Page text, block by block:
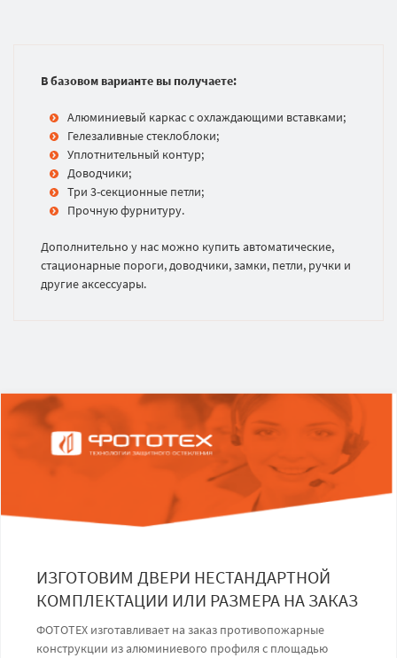
В базовом варианте вы получаете:
Алюминиевый каркас с охлаждающими вставками;
Гелезаливные стеклоблоки;
Уплотнительный контур;
Доводчики;
Три 3-секционные петли;
Прочную фурнитуру.
Дополнительно у нас можно купить автоматические,
стационарные пороги, доводчики, замки, петли, ручки и
другие аксессуары.
ИЗГОТОВИМ ДВЕРИ НЕСТАНДАРТНОЙ
КОМПЛЕКТАЦИИ ИЛИ РАЗМЕРА НА ЗАКАЗ
ФОТОТЕХ изготавливает на заказ противопожарные
конструкции из алюминиевого профиля с площадью